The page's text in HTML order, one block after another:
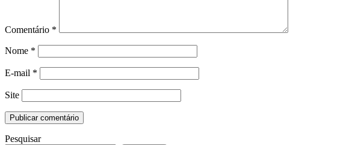
Comentário *
Nome *
E-mail *
Site
Pesquisar